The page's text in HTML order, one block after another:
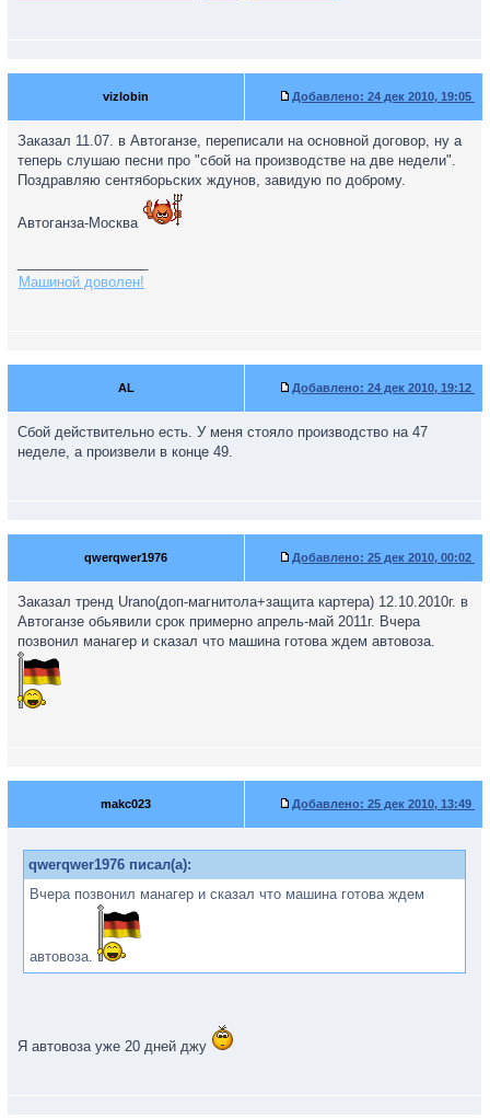
vizlobin Добавлено: 24 дек 2010, 19:05
Заказал 11.07. в Автоганзе, переписали на основной договор, ну а
теперь слушаю песни про "сбой на производстве на две недели".
Поздравляю сентяборьских ждунов, завидую по доброму.
Автоганза-Москва
Машиной доволен!
AL Добавлено: 24 дек 2010, 19:12
Сбой действительно есть. У меня стояло производство на 47
неделе, а произвели в конце 49.
qwerqwer1976 Добавлено: 25 дек 2010, 00:02
Заказал тренд Urano(доп-магнитола+защита картера) 12.10.2010г. в
Автоганзе обьявили срок примерно апрель-май 2011г. Вчера
позвонил манагер и сказал что машина готова ждем автовоза.
makc023 Добавлено: 25 дек 2010, 13:49
qwerqwer1976 писал(а):
Вчера позвонил манагер и сказал что машина готова ждем
автовоза.
Я автовоза уже 20 дней джу